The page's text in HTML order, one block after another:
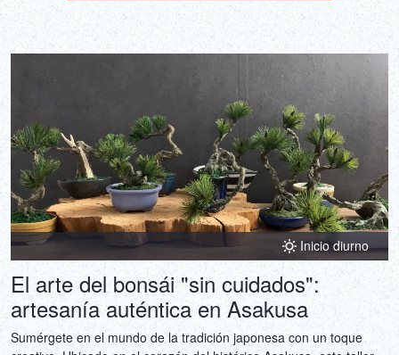
finalizar el taller, recibirás un certificado de participación para que
puedas enseñar con orgullo en tu país.
Inicio diurno
El arte del bonsái "sin cuidados":
artesanía auténtica en Asakusa
Sumérgete en el mundo de la tradición japonesa con un toque